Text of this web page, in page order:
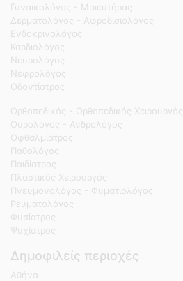
Γυναικολόγος - Μαιευτήρας
Δερματολόγος - Αφροδισιολόγος
Ενδοκρινολόγος
Καρδιολόγος
Νευρολόγος
Νεφρολόγος
Οδοντίατρος
Ορθοπεδικός - Ορθοπεδικός Χειρουργός
Ουρολόγος - Ανδρολόγος
Οφθαλμίατρος
Παθολόγος
Παιδίατρος
Πλαστικός Χειρουργός
Πνευμονολόγος - Φυματιολόγος
Ρευματολόγος
Φυσίατρος
Ψυχίατρος
Δημοφιλείς περιοχές
Αθήνα